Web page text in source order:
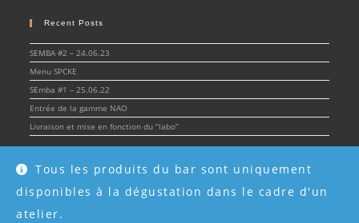
Tous les produits du bar sont uniquement
disponibles à la dégustation dans le cadre d'un
atelier.
Recent Posts
SEMBA #2 – 24.06.23
Menu SPCKE
SEmba #1 – 25.06.22
Entrée de la gamme NAO
Livraison et mise en fonction du “labo”
© Spirit & Cocktail Embassy 2022 - SPCKE - SIRET 908 216 955 00017 -